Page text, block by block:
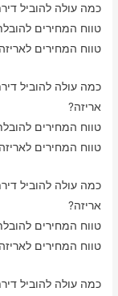
כמה עולה להוביל דירת 2 חדרים בגלאון עם חברת הובלה כולל
טווח המחירים להובלת דירת 2 חדרים בגלאון –
טווח המחירים לאריזה דירת 2 חדרים בגלאון –
אריזה?
טווח המחירים להובלת דירת 3 חדרים בגלאון –
טווח המחירים לאריזה דירת 3 חדרים בגלאון –
אריזה?
טווח המחירים להובלת דירת 4 חדרים בגלאון –
טווח המחירים לאריזה דירת 4 חדרים בגלאון –
כמה עולה להוביל דירת 5 חדרים בגלאון עם חברת הובלה כולל